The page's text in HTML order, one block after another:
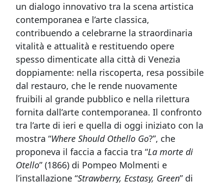
un dialogo innovativo tra la scena artistica
contemporanea e l’arte classica,
contribuendo a celebrarne la straordinaria
vitalità e attualità e restituendo opere
spesso dimenticate alla città di Venezia
doppiamente: nella riscoperta, resa possibile
dal restauro, che le rende nuovamente
fruibili al grande pubblico e nella rilettura
fornita dall’arte contemporanea. Il confronto
tra l’arte di ieri e quella di oggi iniziato con la
mostra “Where Should Othello Go?”, che
proponeva il faccia a faccia tra “La morte di
Otello” (1866) di Pompeo Molmenti e
l’installazione “Strawberry, Ecstasy, Green” di